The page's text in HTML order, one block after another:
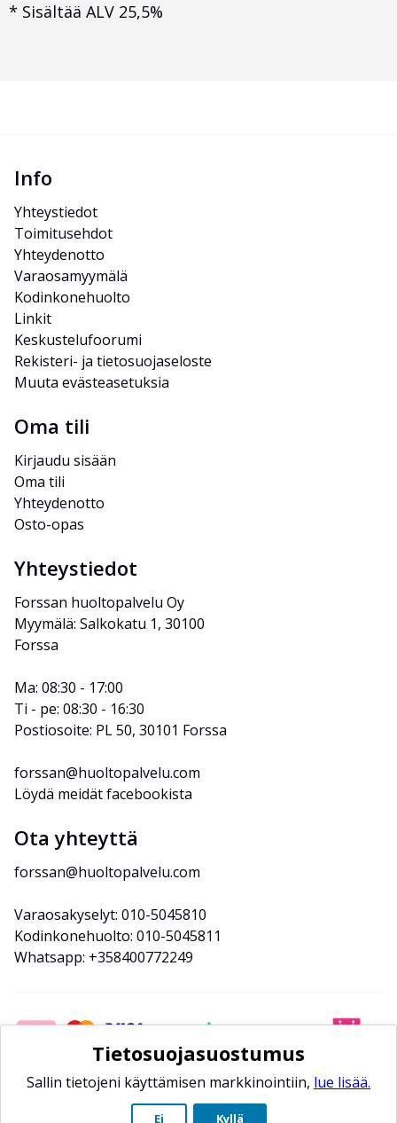
* Sisältää ALV 25,5%
Info
Yhteystiedot
Toimitusehdot
Yhteydenotto
Varaosamyymälä
Kodinkonehuolto
Linkit
Keskustelufoorumi
Rekisteri- ja tietosuojaseloste
Muuta evästeasetuksia
Oma tili
Kirjaudu sisään
Oma tili
Yhteydenotto
Osto-opas
Yhteystiedot
Forssan huoltopalvelu Oy
Myymälä: Salkokatu 1, 30100
Forssa
Ma: 08:30 - 17:00
Ti - pe: 08:30 - 16:30
Postiosoite: PL 50, 30101 Forssa
forssan@huoltopalvelu.com
Löydä meidät facebookista
Ota yhteyttä
forssan@huoltopalvelu.com
Varaosakyselyt: 010-5045810
Kodinkonehuolto: 010-5045811
Whatsapp: +358400772249
Tietosuojasuostumus
Sallin tietojeni käyttämisen markkinointiin, lue lisää.
Ei Kyllä